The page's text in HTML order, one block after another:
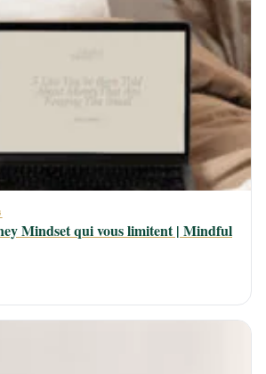
Mindset qui vous limitent | Mindful